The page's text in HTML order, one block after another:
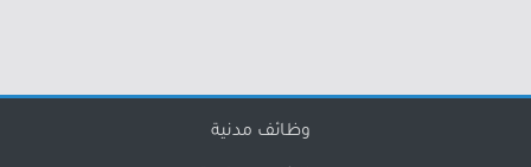
وظائف مدنية